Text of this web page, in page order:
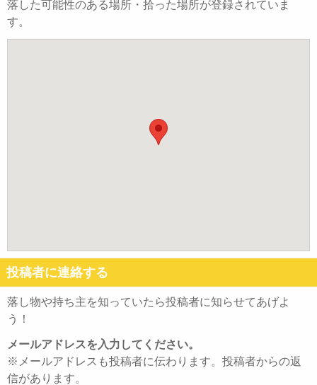
落した可能性のある場所・拾った場所が登録されていま
す。
投稿者に連絡する
落し物や持ち主を知っていたら投稿者に知らせてあげよ
う！
メールアドレスを入力してください。
※メールアドレスも投稿者に伝わります。投稿者からの返
信があります。